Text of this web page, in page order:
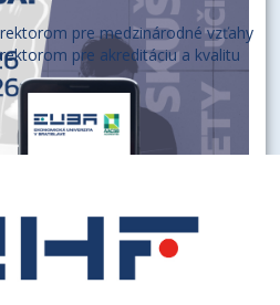
pre medzinárodné vzťahy
pre akreditáciu a kvalitu